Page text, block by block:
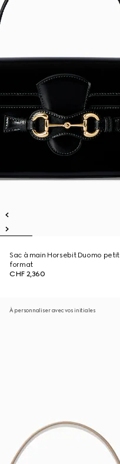
Sac à main Horsebit Duomo petit
format
CHF 2,360
À personnaliser avec vos initiales